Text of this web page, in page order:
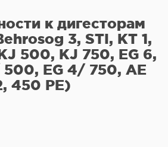
к дигесторам
3, STI, KT 1,
500, KJ 750, EG 6,
500, EG 4/ 750, AE
450 PE)